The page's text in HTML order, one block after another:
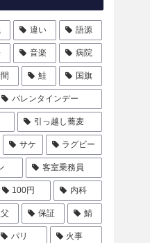
違い 語源
音楽 病院
鮭 国旗
バレンタインデー
引っ越し蕎麦
サケ ラグビー
客室乗務員
100円 内科
保証 鯖
パリ 火事